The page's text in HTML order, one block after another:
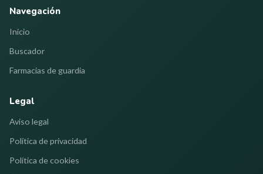
Navegación
Inicio
Buscador
Farmacias de guardia
Legal
Aviso legal
Política de privacidad
Política de cookies